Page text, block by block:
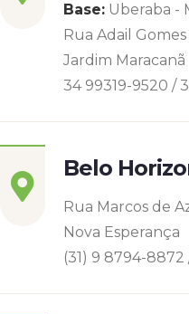
Base: Uberaba -
Rua Adail
Jardim Maracanã
34 99319-9520 /
Belo
Rua Marcos de
Nova Esperança
(31) 9 8794-8872